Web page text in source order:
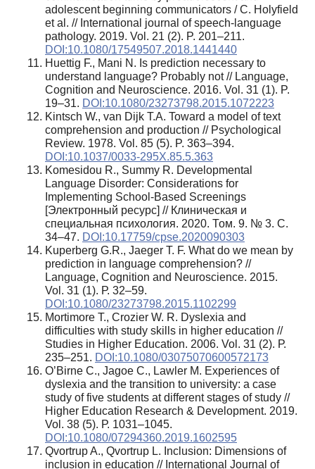
adolescent beginning communicators / C. Holyfield
et al. // International journal of speech-language
pathology. 2019. Vol. 21 (2). P. 201–211.
DOI:10.1080/17549507.2018.1441440
Huettig F., Mani N. Is prediction necessary to
understand language? Probably not // Language,
Cognition and Neuroscience. 2016. Vol. 31 (1). P.
19–31. DOI:10.1080/23273798.2015.1072223
Kintsch W., van Dijk T.A. Toward a model of text
comprehension and production // Psychological
Review. 1978. Vol. 85 (5). P. 363–394.
DOI:10.1037/0033-295X.85.5.363
Komesidou R., Summy R. Developmental
Language Disorder: Considerations for
Implementing School-Based Screenings
[Электронный ресурс] // Клиническая и
специальная психология. 2020. Том. 9. № 3. С.
34–47. DOI:10.17759/cpse.2020090303
Kuperberg G.R., Jaeger T. F. What do we mean by
prediction in language comprehension? //
Language, Cognition and Neuroscience. 2015.
Vol. 31 (1). Р. 32–59.
DOI:10.1080/23273798.2015.1102299
Mortimore T., Crozier W. R. Dyslexia and
difficulties with study skills in higher education //
Studies in Higher Education. 2006. Vol. 31 (2). Р.
235–251. DOI:10.1080/03075070600572173
O’Birne C., Jagoe C., Lawler M. Experiences of
dyslexia and the transition to university: a case
study of five students at different stages of study //
Higher Education Research & Development. 2019.
Vol. 38 (5). Р. 1031–1045.
DOI:10.1080/07294360.2019.1602595
Qvortrup A., Qvortrup L. Inclusion: Dimensions of
inclusion in education // International Journal of